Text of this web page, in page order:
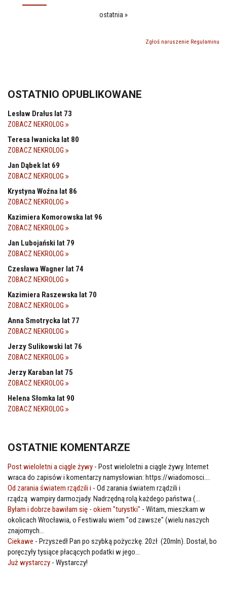
ostatnia »
Zgłoś naruszenie Regulaminu
OSTATNIO OPUBLIKOWANE
Lesław Drałus lat 73
ZOBACZ NEKROLOG
Teresa Iwanicka lat 80
ZOBACZ NEKROLOG
Jan Dąbek lat 69
ZOBACZ NEKROLOG
Krystyna Woźna lat 86
ZOBACZ NEKROLOG
Kazimiera Komorowska lat 96
ZOBACZ NEKROLOG
Jan Lubojański lat 79
ZOBACZ NEKROLOG
Czesława Wagner lat 74
ZOBACZ NEKROLOG
Kazimiera Raszewska lat 70
ZOBACZ NEKROLOG
Anna Smotrycka lat 77
ZOBACZ NEKROLOG
Jerzy Sulikowski lat 76
ZOBACZ NEKROLOG
Jerzy Karaban lat 75
ZOBACZ NEKROLOG
Helena Słomka lat 90
ZOBACZ NEKROLOG
OSTATNIE KOMENTARZE
Post wieloletni a ciągle żywy - Post wieloletni a ciągle żywy. Internet
wraca do zapisów i komentarzy namysłowian: https://wiadomosci....
Od zarania światem rządzili i - Od zarania światem rządzili i
rządzą wampiry darmozjady. Nadrzędną rolą każdego państwa (...
Byłam i dobrze bawiłam się - okiem "turystki" - Witam, mieszkam w
okolicach Wrocławia, o Festiwalu wiem "od zawsze" (wielu naszych
znajomych...
Ciekawe - Przyszedł Pan po szybką pożyczkę. 20zł (20mln). Dostał, bo
poręczyły tysiące płacących podatki w jego...
Już wystarczy - Wystarczy!